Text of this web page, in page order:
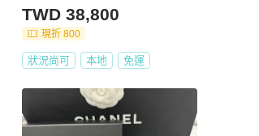
TWD 38,800
現折 800
狀況尚可 本地 免運